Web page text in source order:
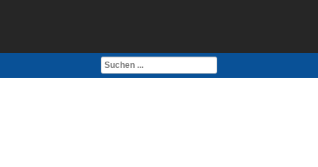
Impressum